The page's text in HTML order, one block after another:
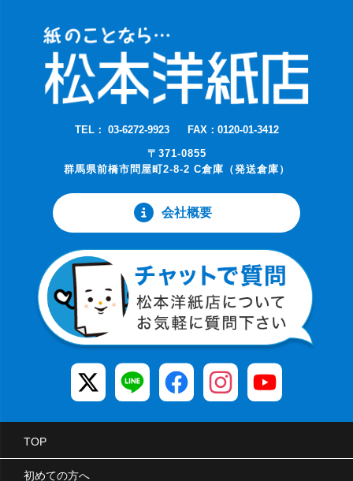
TEL： 03-6272-9923
FAX：0120-01-3412
〒371-0855
群馬県前橋市問屋町2-8-2 C倉庫（発送倉庫）
会社概要
TOP
初めての方へ